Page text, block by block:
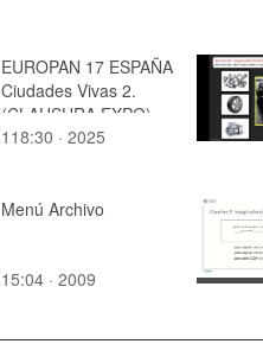
EUROPAN 17 ESPAÑA
Ciudades Vivas 2.
(CLAUSURA EXPO)
118:30 · 2025
Menú Archivo
15:04 · 2009